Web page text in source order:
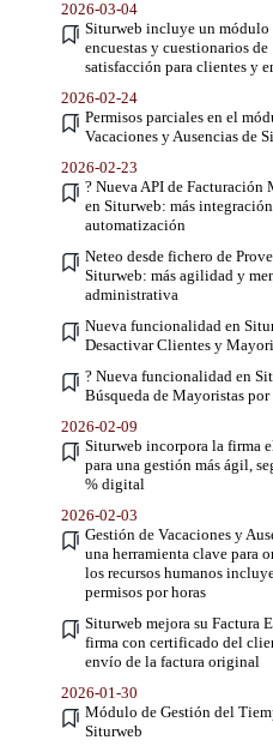
2026-03-04
Siturweb incluye un módulo
encuestas y cuestionarios de
satisfacción para clientes y
2026-02-24
Permisos parciales en el
Vacaciones y Ausencias de
2026-02-23
? Nueva API de Facturación
en Siturweb: más
automatización
Neteo desde fichero de
Siturweb: más agilidad y
administrativa
Nueva funcionalidad en
Desactivar Clientes y
? Nueva funcionalidad en
Búsqueda de Mayoristas por
2026-02-09
Siturweb incorpora la firma
para una gestión más ágil,
% digital
2026-02-03
Gestión de Vacaciones y
una herramienta clave para
los recursos humanos
permisos por horas
Siturweb mejora su Factura
firma con certificado del
envío de la factura original
2026-01-30
Módulo de Gestión del
Siturweb